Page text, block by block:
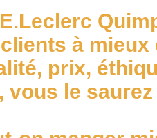
à
prix,
le